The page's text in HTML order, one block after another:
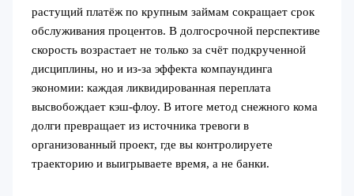
растущий платёж по крупным займам сокращает срок
обслуживания процентов. В долгосрочной перспективе
скорость возрастает не только за счёт подкрученной
дисциплины, но и из-за эффекта компаундинга
экономии: каждая ликвидированная переплата
высвобождает кэш-флоу. В итоге метод снежного кома
долги превращает из источника тревоги в
организованный проект, где вы контролируете
траекторию и выигрываете время, а не банки.